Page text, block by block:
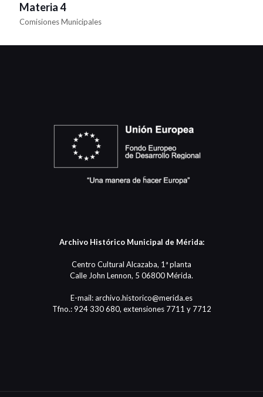
Materia 4
Comisiones Municipales
Archivo Histórico Municipal de Mérida:
Centro Cultural Alcazaba, 1ª planta
Calle John Lennon, 5 06800 Mérida.
E-mail: archivo.historico@merida.es
Tfno.: 924 330 680, extensiones 7711 y 7712